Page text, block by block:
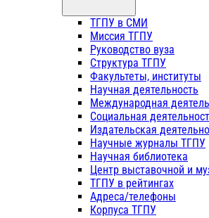
ТГПУ в СМИ
Миссия ТГПУ
Руководство вуза
Структура ТГПУ
Факультеты, институты
Научная деятельность
Международная
Социальная
Издательская
Научные журналы ТГПУ
Научная библиотека
Центр выставочной и
ТГПУ в рейтингах
Адреса/телефоны
Корпуса ТГПУ